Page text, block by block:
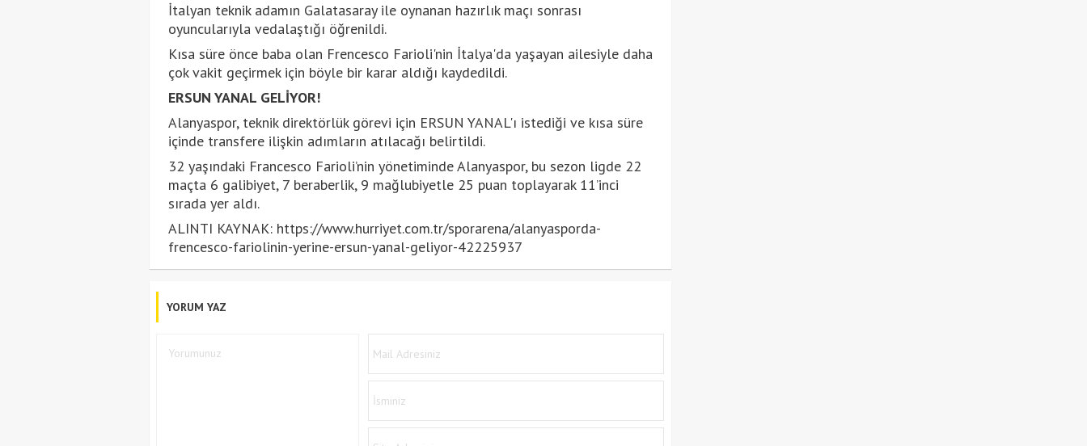
İtalyan teknik adamın Galatasaray ile oynanan hazırlık maçı sonrası
oyuncularıyla vedalaştığı öğrenildi.
Kısa süre önce baba olan Frencesco Farioli'nin İtalya'da yaşayan ailesiyle daha
çok vakit geçirmek için böyle bir karar aldığı kaydedildi.
ERSUN YANAL GELİYOR!
Alanyaspor, teknik direktörlük görevi için ERSUN YANAL'ı istediği ve kısa süre
içinde transfere ilişkin adımların atılacağı belirtildi.
32 yaşındaki Francesco Farioli’nin yönetiminde Alanyaspor, bu sezon ligde 22
maçta 6 galibiyet, 7 beraberlik, 9 mağlubiyetle 25 puan toplayarak 11’inci
sırada yer aldı.
ALINTI KAYNAK: https://www.hurriyet.com.tr/sporarena/alanyasporda-
frencesco-fariolinin-yerine-ersun-yanal-geliyor-42225937
YORUM YAZ